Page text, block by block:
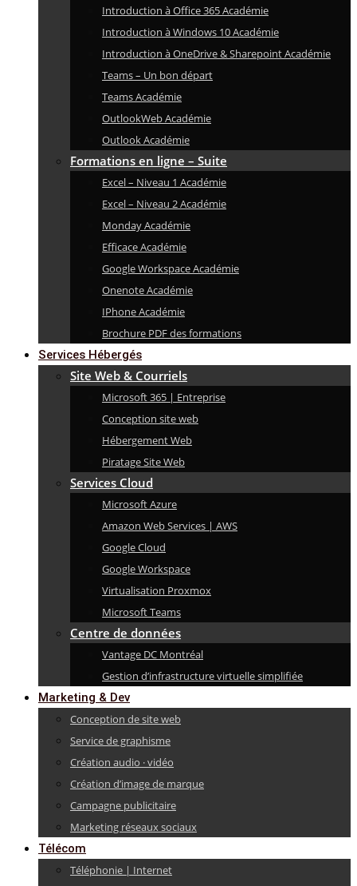
Introduction à Office 365 Académie
Introduction à Windows 10 Académie
Introduction à OneDrive & Sharepoint Académie
Teams – Un bon départ
Teams Académie
OutlookWeb Académie
Outlook Académie
Formations en ligne – Suite
Excel – Niveau 1 Académie
Excel – Niveau 2 Académie
Monday Académie
Efficace Académie
Google Workspace Académie
Onenote Académie
IPhone Académie
Brochure PDF des formations
Services Hébergés
Site Web & Courriels
Microsoft 365 | Entreprise
Conception site web
Hébergement Web
Piratage Site Web
Services Cloud
Microsoft Azure
Amazon Web Services | AWS
Google Cloud
Google Workspace
Virtualisation Proxmox
Microsoft Teams
Centre de données
Vantage DC Montréal
Gestion d’infrastructure virtuelle simplifiée
Marketing & Dev
Conception de site web
Service de graphisme
Création audio · vidéo
Création d’image de marque
Campagne publicitaire
Marketing réseaux sociaux
Télécom
Téléphonie | Internet